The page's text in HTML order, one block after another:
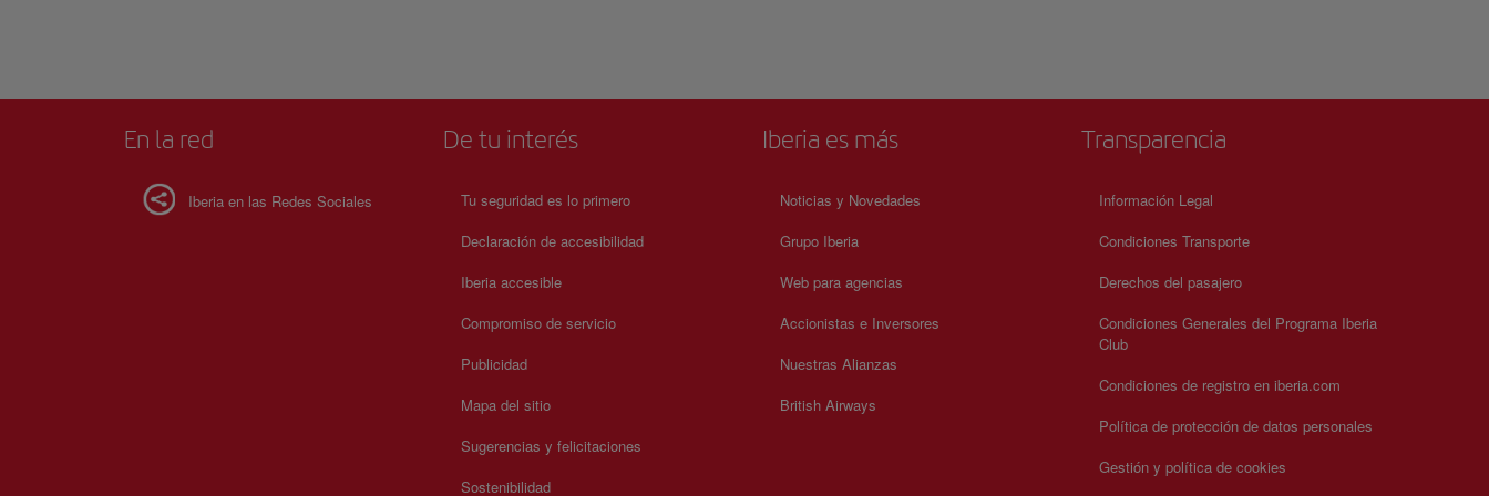
favoreciendo una conexión profunda con las raíces culturales y la
En la red
Iberia en las Redes Sociales
De tu interés
Tu seguridad es lo primero
Declaración de accesibilidad
Iberia accesible
Compromiso de servicio
Publicidad
Mapa del sitio
Sugerencias y felicitaciones
Sostenibilidad
Iberia es más
Noticias y Novedades
Grupo Iberia
Web para agencias
Accionistas e Inversores
Nuestras Alianzas
British Airways
Transparencia
Información Legal
Condiciones Transporte
Derechos del pasajero
Condiciones Generales del Programa Iberia
Club
Condiciones de registro en iberia.com
Política de protección de datos personales
Gestión y política de cookies